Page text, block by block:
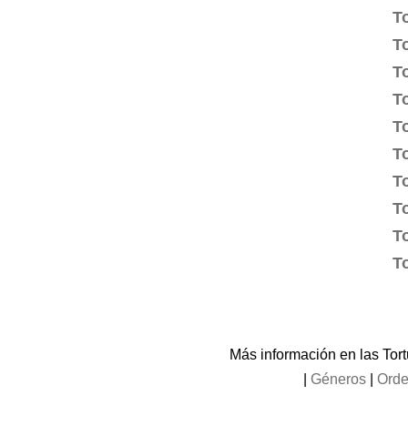
Más información en las
Géneros|